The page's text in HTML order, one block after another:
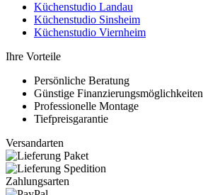
Küchenstudio Landau
Küchenstudio Sinsheim
Küchenstudio Viernheim
Ihre Vorteile
Persönliche Beratung
Günstige Finanzierungsmöglichkeiten
Professionelle Montage
Tiefpreisgarantie
Versandarten
Zahlungsarten